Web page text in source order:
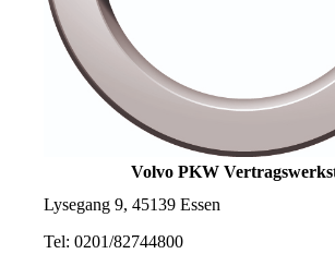
Volvo PKW
Lysegang 9, 45139 Essen
Tel: 0201/82744800